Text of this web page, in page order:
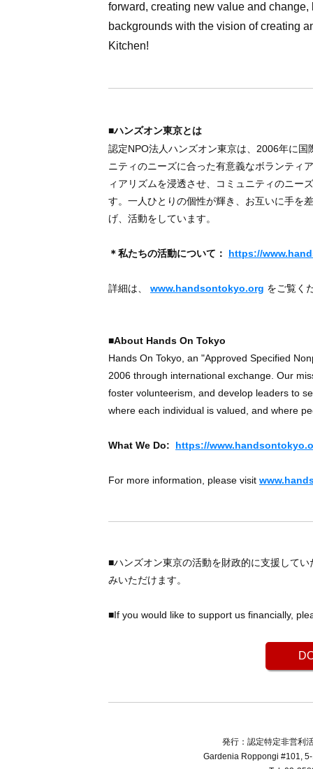
forward, creating new value and
backgrounds with the vision of creating
Kitchen!
■ハンズオン東京とは
認定NPO法人ハンズオン東京は、2006年に
ニティのニーズに合った有意義なボランティ
ィアリズムを浸透させ、コミュニティのニー
す。一人ひとりの個性が輝き、お互いに手を
げ、活動をしています。
＊私たちの活動について： https://
詳細は、 www.handsontokyo.org をご覧く
■About Hands On Tokyo
Hands On Tokyo, an "Approved Specified
2006 through international exchange. Our
foster volunteerism, and develop leaders to
where each individual is valued, and where
What We Do: https://
For more information, please visit
■ハンズオン東京の活動を財政的に支援して
みいただけます。
■If you would like to support us financially,
発行：認定特定非営利
Gardenia Roppongi #101,